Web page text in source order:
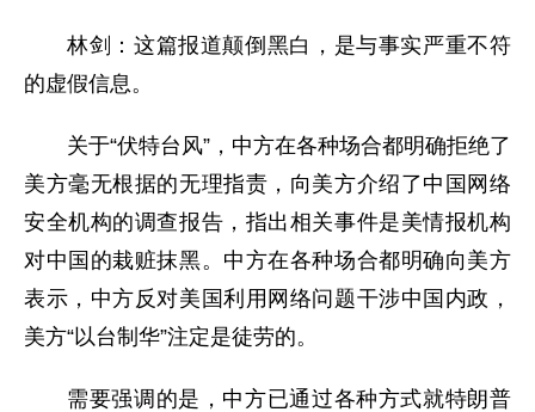
林剑：这篇报道颠倒黑白，是与事实严重不符
的虚假信息。
关于“伏特台风”，中方在各种场合都明确拒绝了
美方毫无根据的无理指责，向美方介绍了中国网络
安全机构的调查报告，指出相关事件是美情报机构
对中国的栽赃抹黑。中方在各种场合都明确向美方
表示，中方反对美国利用网络问题干涉中国内政，
美方“以台制华”注定是徒劳的。
需要强调的是，中方已通过各种方式就特朗普